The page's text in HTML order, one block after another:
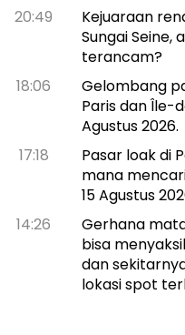
20:49
Kejuaraan
Sungai
terancam?
18:06
Gelombang
Paris dan Île-
Agustus 2026.
17:18
Pasar loak di
mana
15 Agustus
14:26
Gerhana
bisa
dan
lokasi spot